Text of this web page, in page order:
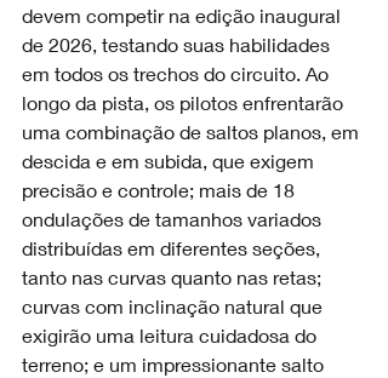
devem competir na edição inaugural
de 2026, testando suas habilidades
em todos os trechos do circuito. Ao
longo da pista, os pilotos enfrentarão
uma combinação de saltos planos, em
descida e em subida, que exigem
precisão e controle; mais de 18
ondulações de tamanhos variados
distribuídas em diferentes seções,
tanto nas curvas quanto nas retas;
curvas com inclinação natural que
exigirão uma leitura cuidadosa do
terreno; e um impressionante salto